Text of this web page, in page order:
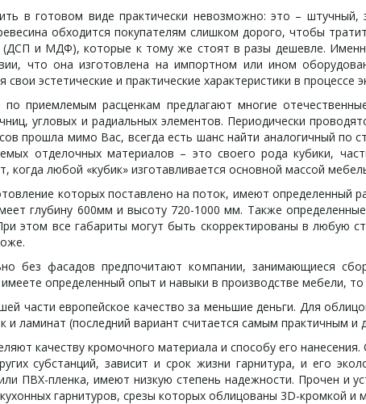
в готовом виде практически невозможно: это – штучный,
обходится покупателям слишком дорого, чтобы
(ДСП и МДФ), которые к тому же стоят в разы дешевле.
что она изготовлена на импортном или ином
эстетические и практические характеристики в процессе
приемлемым расценкам предлагают многие
угловых и радиальных элементов. Периодически
прошла мимо Вас, всегда есть шанс найти аналогичный по
отделочных материалов – это своего рода кубики,
когда любой «кубик» изготавливается основной массой
которых поставлено на поток, имеют определенный
глубину 600мм и высоту 720-1000 мм. Также
этом все габариты могут быть скорректированы в любую
без фасадов предпочитают компании, занимающиеся
определенный опыт и навыки в производстве мебели,
части европейское качество за меньшие деньги. Для
и ламинат (последний вариант считается самым практичным и
качеству кромочного материала и способу его
субстанций, зависит и срок жизни гарнитура, и его
ПВХ-пленка, имеют низкую степень надежности. Прочен
гарнитуров, срезы которых облицованы 3D-кромкой